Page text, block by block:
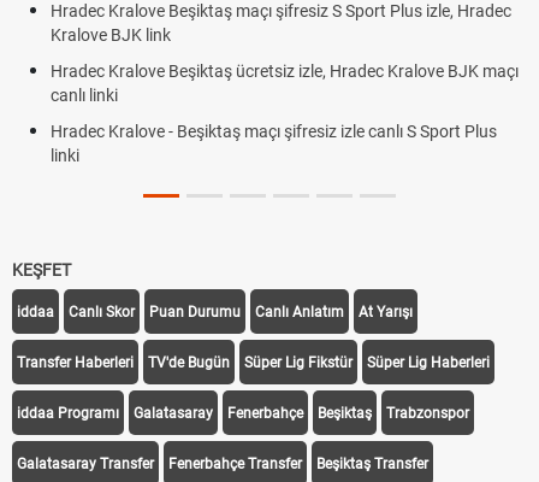
Hradec Kralove Beşiktaş maçı şifresiz S Sport Plus izle, Hradec
Kralove BJK link
Hradec Kralove Beşiktaş ücretsiz izle, Hradec Kralove BJK maçı
canlı linki
Hradec Kralove - Beşiktaş maçı şifresiz izle canlı S Sport Plus
linki
KEŞFET
iddaa Canlı Skor Puan Durumu Canlı Anlatım At Yarışı
Transfer Haberleri TV'de Bugün Süper Lig Fikstür Süper Lig Haberleri
iddaa Programı Galatasaray Fenerbahçe Beşiktaş Trabzonspor
Galatasaray Transfer Fenerbahçe Transfer Beşiktaş Transfer